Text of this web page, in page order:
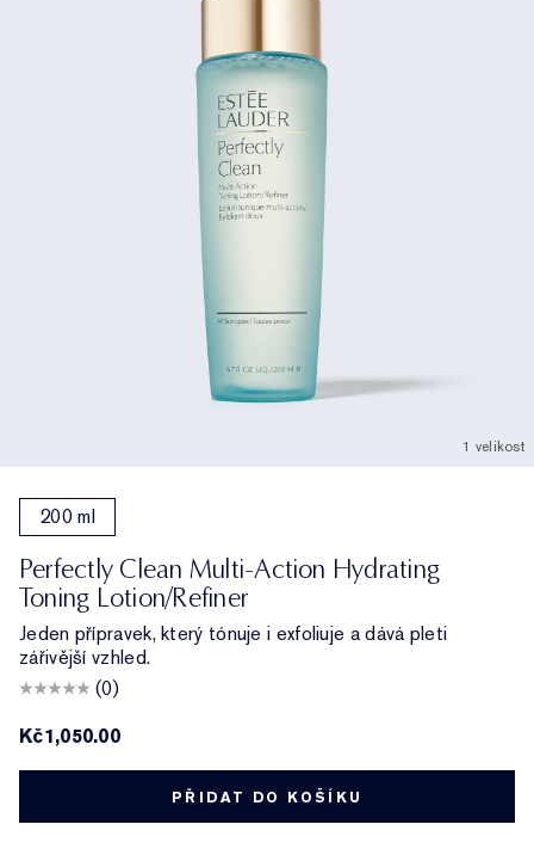
1 velikost
200 ml
Perfectly Clean Multi-Action Hydrating
Toning Lotion/Refiner
Jeden přípravek, který tónuje i exfoliuje a dává pleti
zářivější vzhled.
(0)
Kč1,050.00
PŘIDAT DO KOŠÍKU